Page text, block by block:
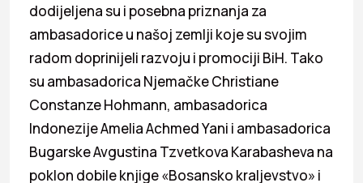
dodijeljena su i posebna priznanja za
ambasadorice u našoj zemlji koje su svojim
radom doprinijeli razvoju i promociji BiH. Tako
su ambasadorica Njemačke Christiane
Constanze Hohmann, ambasadorica
Indonezije Amelia Achmed Yani i ambasadorica
Bugarske Avgustina Tzvetkova Karabasheva na
poklon dobile knjige «Bosansko kraljevstvo» i